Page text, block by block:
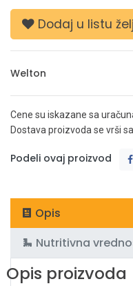
Dodaj u listu
Welton
Cene su iskazane sa
Dostava proizvoda se vrši
Podeli ovaj proizvod
Opis
Nutritivna
Opis proizvoda